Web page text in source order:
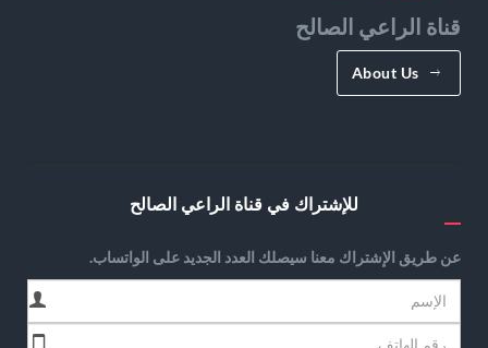
قناة الراعي الصالح
About Us
للإشتراك في قناة الراعي الصالح
عن طريق الإشتراك معنا سيصلك العدد الجديد على الواتساب.